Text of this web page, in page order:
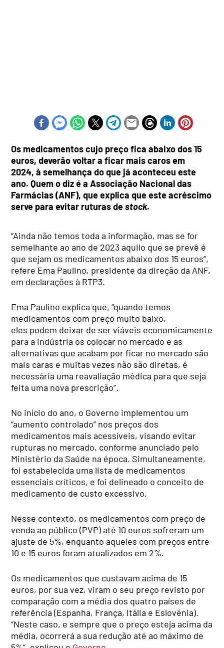
Os medicamentos cujo preço fica abaixo dos 15
euros, deverão voltar a ficar mais caros em
2024, à semelhança do que já aconteceu este
ano. Quem o diz é a Associação Nacional das
Farmácias (ANF), que explica que este acréscimo
serve para evitar ruturas destock.
“Ainda não temos toda a informação, mas se for
semelhante ao ano de 2023 aquilo que se prevê é
que sejam os medicamentos abaixo dos 15 euros”,
refere Ema Paulino, presidente da direção da ANF,
em declarações à RTP3.
Ema Paulino explica que, “quando temos
medicamentos com preço muito baixo,
eles podem deixar de ser viáveis economicamente
para a indústria os colocar no mercado e as
alternativas que acabam por ficar no mercado são
mais caras e muitas vezes não são diretas, é
necessária uma reavaliação médica para que seja
feita uma nova prescrição”.
No início do ano, o Governo implementou um
“aumento controlado” nos preços dos
medicamentos mais acessíveis, visando evitar
rupturas no mercado, conforme anunciado pelo
Ministério da Saúde na época. Simultaneamente,
foi estabelecida uma lista de medicamentos
essenciais críticos, e foi delineado o conceito de
medicamento de custo excessivo.
Nesse contexto, os medicamentos com preço de
venda ao público (PVP) até 10 euros sofreram um
ajuste de 5%, enquanto aqueles com preços entre
10 e 15 euros foram atualizados em 2%.
Os medicamentos que custavam acima de 15
euros, por sua vez, viram o seu preço revisto por
comparação com a média dos quatro países de
referência (Espanha, França, Itália e Eslovénia).
“Neste caso, e sempre que o preço esteja acima da
média, ocorrerá a sua redução até ao máximo de